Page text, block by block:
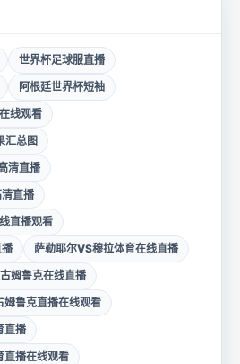
世界杯足球服直播
阿根廷世界杯短袖
线观看
汇总图
清直播
直播
直播观看
萨勒耶尔VS穆拉体育在线直播
姆鲁克在线直播
姆鲁克直播在线观看
直播
直播在线观看